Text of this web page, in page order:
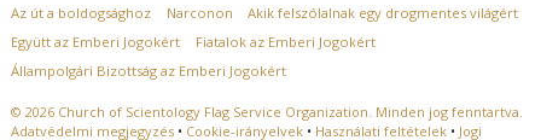
Az út a boldogsághoz
Narconon
Akik felszólalnak egy drogmentes világért
Együtt az Emberi Jogokért
Fiatalok az Emberi Jogokért
Állampolgári Bizottság az Emberi Jogokért
© 2026 Church of Scientology Flag Service Organization. Minden jog fenntartva.
Adatvédelmi megjegyzés • Cookie-irányelvek • Használati feltételek • Jogi